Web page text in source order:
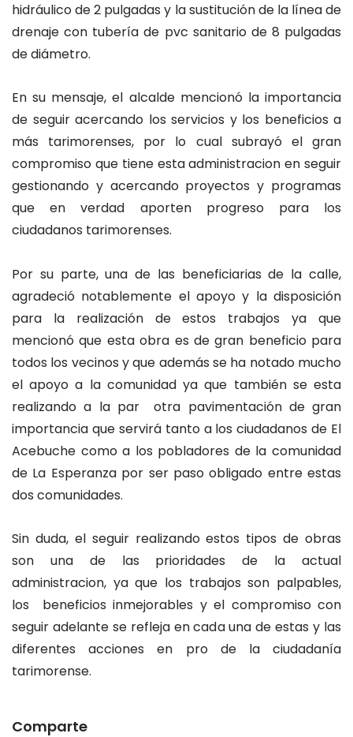
hidráulico de 2 pulgadas y la sustitución de la línea de
drenaje con tubería de pvc sanitario de 8 pulgadas
de diámetro.
En su mensaje, el alcalde mencionó la importancia
de seguir acercando los servicios y los beneficios a
más tarimorenses, por lo cual subrayó el gran
compromiso que tiene esta administracion en seguir
gestionando y acercando proyectos y programas
que en verdad aporten progreso para los
ciudadanos tarimorenses.
Por su parte, una de las beneficiarias de la calle,
agradeció notablemente el apoyo y la disposición
para la realización de estos trabajos ya que
mencionó que esta obra es de gran beneficio para
todos los vecinos y que además se ha notado mucho
el apoyo a la comunidad ya que también se esta
realizando a la par otra pavimentación de gran
importancia que servirá tanto a los ciudadanos de El
Acebuche como a los pobladores de la comunidad
de La Esperanza por ser paso obligado entre estas
dos comunidades.
Sin duda, el seguir realizando estos tipos de obras
son una de las prioridades de la actual
administracion, ya que los trabajos son palpables,
los beneficios inmejorables y el compromiso con
seguir adelante se refleja en cada una de estas y las
diferentes acciones en pro de la ciudadanía
tarimorense.
Comparte